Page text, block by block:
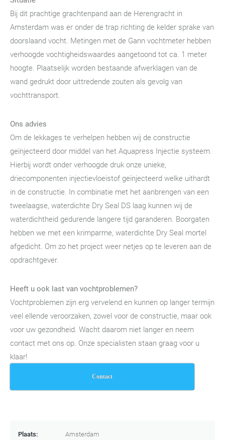
Bij dit prachtige grachtenpand aan de Herengracht in
Amsterdam was er onder de trap richting de kelder sprake van
doorslaand vocht. Metingen met de Gann vochtmeter hebben
verhoogde vochtigheidswaardes aangetoond tot ca. 1 meter
hoogte. Plaatselijk worden bestaande afwerklagen van de
wand gedrukt door uittredende zouten als gevolg van
vochttransport.
Ons advies
Om de lekkages te verhelpen hebben wij de constructie
geïnjecteerd door middel van het Aquapress Injectie systeem.
Hierbij wordt onder verhoogde druk onze unieke,
driecomponenten injectievloeistof geïnjecteerd welke uithardt
in de constructie. In combinatie met het aanbrengen van een
tweelaagse, waterdichte Dry Seal DS laag kunnen wij de
waterdichtheid gedurende langere tijd garanderen. Boorgaten
hebben we met een krimparme, waterdichte Dry Seal mortel
afgedicht. Om zo het project weer netjes op te leveren aan de
opdrachtgever.
Heeft u ook last van vochtproblemen?
Vochtproblemen zijn erg vervelend en kunnen op langer termijn
veel ellende veroorzaken, zowel voor de constructie, maar ook
voor uw gezondheid. Wacht daarom niet langer en neem
contact met ons op. Onze specialisten staan graag voor u
klaar!
Contact
Plaats: Amsterdam